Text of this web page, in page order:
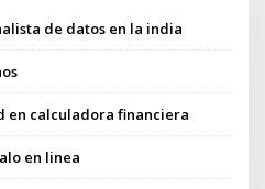
de datos en la india
en calculadora financiera
en linea